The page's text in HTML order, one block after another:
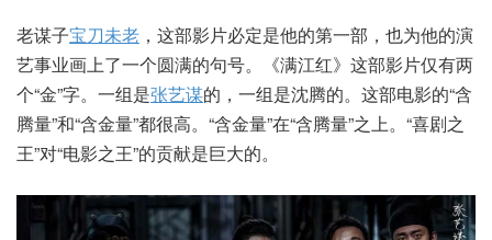
老谋子宝刀未老 ，这部影片必定是他的第一部，也为他的演
艺事业画上了一个圆满的句号。《满江红》这部影片仅有两
个“金”字。一组是张艺谋的，一组是沈腾的。这部电影的“含
腾量”和“含金量”都很高。“含金量”在“含腾量”之上。“喜剧之
王”对“电影之王”的贡献是巨大的。